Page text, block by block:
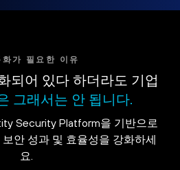
화가 필요한 이유
되어 있다 하더라도 기업
그래서는 안 됩니다.
Security Platform을 기반으로
안 성과 및 효율성을 강화하세
요.